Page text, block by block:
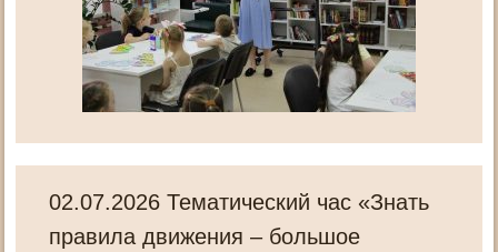
02.07.2026 Тематический час «Знать
правила движения – большое